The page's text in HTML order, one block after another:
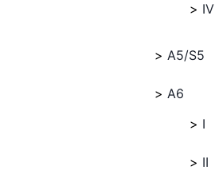
IV
A5/S5
A6
I
II